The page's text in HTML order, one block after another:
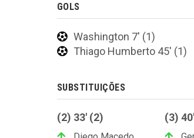
GOLS
Washington 7' (1)
Thiago Humberto 45' (1)
SUBSTITUIÇÕES
(2) 33' (2) (3)